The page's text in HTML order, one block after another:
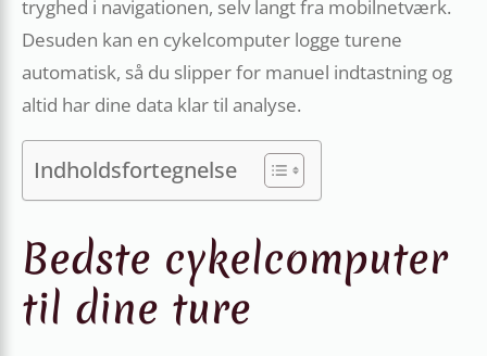
tryghed i navigationen, selv langt fra mobilnetværk.
Desuden kan en cykelcomputer logge turene
automatisk, så du slipper for manuel indtastning og
altid har dine data klar til analyse.
Indholdsfortegnelse
Bedste cykelcomputer
til dine ture